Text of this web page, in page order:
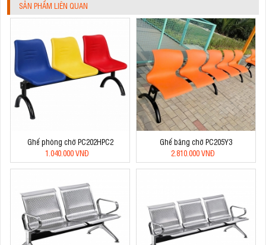
SẢN PHẨM LIÊN QUAN
Ghế phòng chờ PC202HPC2
1.040.000 VNĐ
Ghế băng chờ PC205Y3
2.810.000 VNĐ